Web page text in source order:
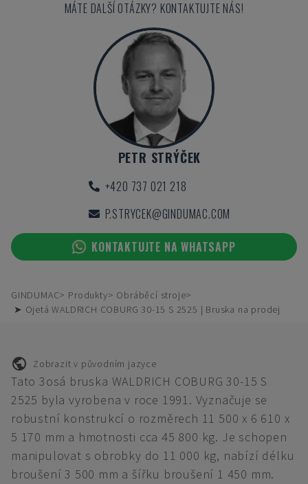
MÁTE DALŠÍ OTÁZKY? KONTAKTUJTE NÁS!
PETR STRÝČEK
+420 737 021 218
P.STRYCEK@GINDUMAC.COM
KONTAKTUJTE NA WHATSAPP
GINDUMAC Produkty
Obráběcí stroje
➤ Ojetá WALDRICH COBURG 30-15 S 2525 | Bruska na prodej
Zobrazit v původním jazyce
Tato 3osá bruska WALDRICH COBURG 30-15 S
2525 byla vyrobena v roce 1991. Vyznačuje se
robustní konstrukcí o rozměrech 11 500 x 6 610 x
5 170 mm a hmotnosti cca 45 800 kg. Je schopen
manipulovat s obrobky do 11 000 kg, nabízí délku
broušení 3 500 mm a šířku broušení 1 450 mm.